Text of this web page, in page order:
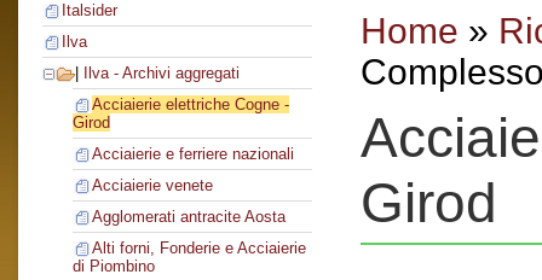
Italsider
Ilva
Ilva - Archivi aggregati
Acciaierie elettriche Cogne -
Girod
Acciaierie e ferriere nazionali
Acciaierie venete
Agglomerati antracite Aosta
Alti forni, Fonderie e Acciaierie
di Piombino
Home »
Girod